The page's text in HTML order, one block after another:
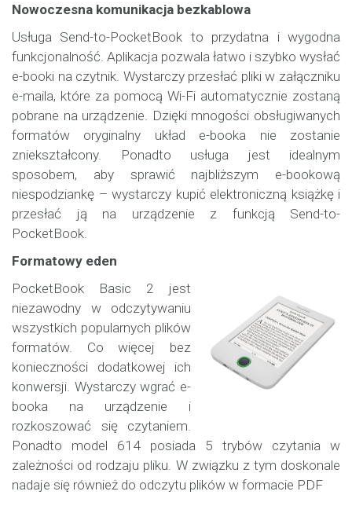
Nowoczesna komunikacja bezkablowa
Usługa Send-to-PocketBook to przydatna i wygodna
funkcjonalność. Aplikacja pozwala łatwo i szybko wysłać
e-booki na czytnik. Wystarczy przesłać pliki w załączniku
e-maila, które za pomocą Wi-Fi automatycznie zostaną
pobrane na urządzenie. Dzięki mnogości obsługiwanych
formatów oryginalny układ e-booka nie zostanie
zniekształcony. Ponadto usługa jest idealnym
sposobem, aby sprawić najbliższym e-bookową
niespodziankę – wystarczy kupić elektroniczną książkę i
przesłać ją na urządzenie z funkcją Send-to-
PocketBook.
Formatowy eden
PocketBook Basic 2 jest
niezawodny w odczytywaniu
wszystkich popularnych plików
formatów. Co więcej bez
konieczności dodatkowej ich
konwersji. Wystarczy wgrać e-
booka na urządzenie i
rozkoszować się czytaniem.
Ponadto model 614 posiada 5 trybów czytania w
zależności od rodzaju pliku. W związku z tym doskonale
nadaje się również do odczytu plików w formacie PDF